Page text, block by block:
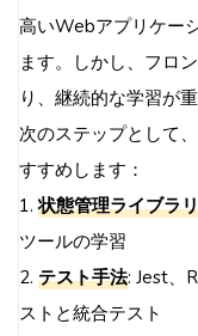
高いWebアプリケー
ます。しかし、フロ
り、継続的な学習が重
次のステップとして
すすめします：
1.状態管理ライブラリ
ツールの学習
2. テスト手法: Jest、
ストと統合テスト